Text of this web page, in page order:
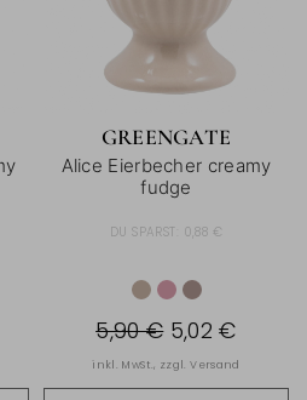
GREENGATE
Alice Eierbecher creamy
fudge
DU SPARST: 0,88 €
5,90 € 5,02 €
inkl. MwSt., zzgl.Versand